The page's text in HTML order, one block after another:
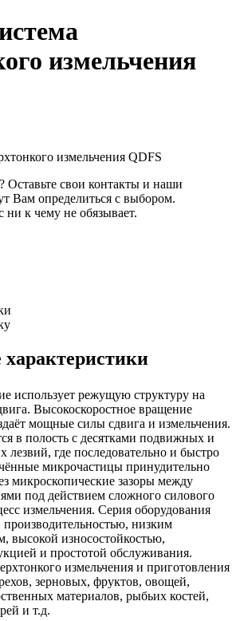
измельчения
измельчения QDFS
Оставьте свои контакты и наши
Вам определиться с выбором.
ни к чему не обязывает.
использует режущую структуру на
Высокоскоростное вращение
мощные силы сдвига и измельчения.
в полость с десятками подвижных и
лезвий, где последовательно и быстро
микрочастицы принудительно
микроскопические зазоры между
под действием сложного силового
измельчения. Серия оборудования
производительностью, низким
высокой износостойкостью,
и простотой обслуживания.
измельчения и приготовления
зерновых, фруктов, овощей,
материалов, рыбьих костей,
и т.д.